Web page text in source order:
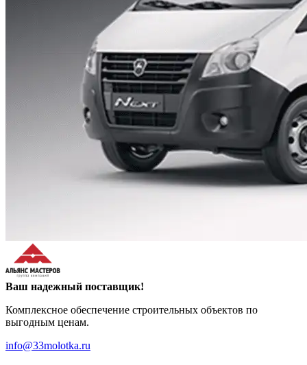
Ваш надежный поставщик!
Комплексное обеспечение строительных объектов по
выгодным ценам.
info@33molotka.ru